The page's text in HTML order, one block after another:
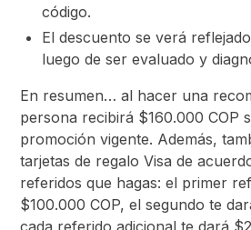
código.
El descuento se verá
luego de ser evaluado y
En resumen… al hacer una
persona recibirá $160.000 COP
promoción vigente. Además,
tarjetas de regalo Visa de
referidos que hagas: el primer
$100.000 COP, el segundo te
cada referido adicional te dará